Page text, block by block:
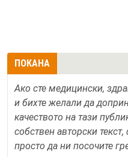
ПОКАНА
Ако сте медицински,
и бихте желали да
качеството на тази
собствен авторски
просто да ни посочите